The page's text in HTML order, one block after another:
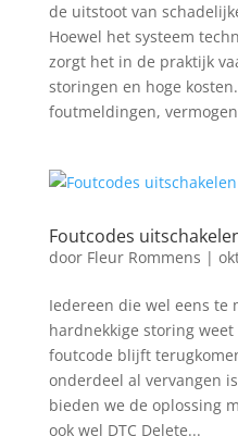
de uitstoot van
Hoewel het systeem
zorgt het in de praktijk
storingen en hoge
foutmeldingen,
Foutcodes
door Fleur Rommens |
Iedereen die wel eens te
hardnekkige storing
foutcode blijft
onderdeel al vervangen
bieden we de oplossing
ook wel DTC Delete...